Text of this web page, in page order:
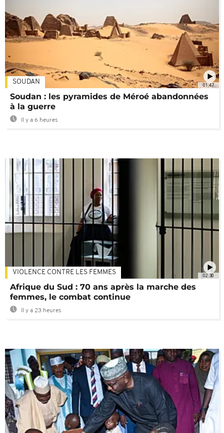
01:47
SOUDAN
Soudan : les pyramides de Méroé abandonnées
à la guerre
Il y a 6 heures
02:30
VIOLENCE CONTRE LES FEMMES
Afrique du Sud : 70 ans après la marche des
femmes, le combat continue
Il y a 23 heures